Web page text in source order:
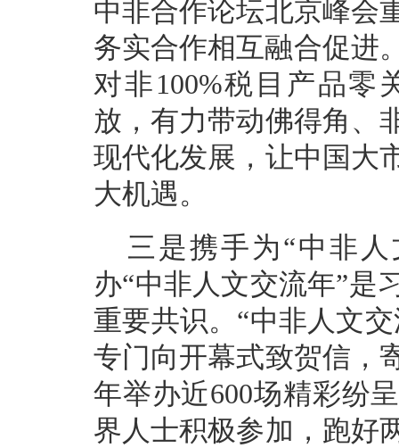
中非合作论坛北京峰会
务实合作相互融合促进
对非100%税目产品零
放，有力带动佛得角、
现代化发展，让中国大
大机遇。
三是携手为“中非
办“中非人文交流年”是
重要共识。“中非人文
专门向开幕式致贺信，
年举办近600场精彩纷
界人士积极参加，跑好